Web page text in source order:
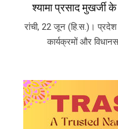
श्यामा प्रसाद मुखर्जी
रांची, 22 जून (हि.स.)।
कार्यक्रमों और